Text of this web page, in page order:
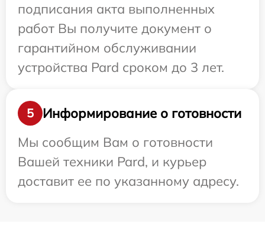
подписания акта выполненных
работ Вы получите документ о
гарантийном обслуживании
устройства Pard сроком до 3 лет.
5
Информирование о готовности
Мы сообщим Вам о готовности
Вашей техники Pard, и курьер
доставит ее по указанному адресу.